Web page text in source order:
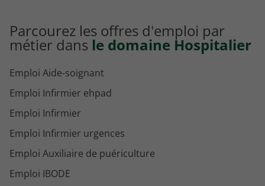
Parcourez les offres d'emploi par
métier dans le domaine Hospitalier
Emploi Aide-soignant
Emploi Infirmier ehpad
Emploi Infirmier
Emploi Infirmier urgences
Emploi Auxiliaire de puériculture
Emploi IBODE